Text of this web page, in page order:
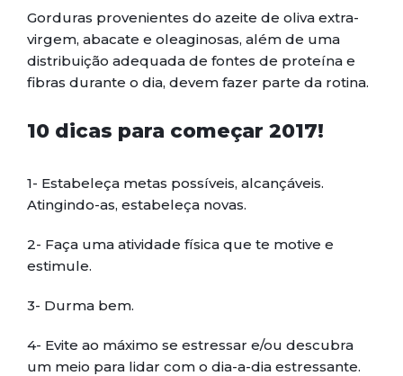
Gorduras provenientes do azeite de oliva extra-
virgem, abacate e oleaginosas, além de uma
distribuição adequada de fontes de proteína e
fibras durante o dia, devem fazer parte da rotina.
10 dicas para começar 2017!
1- Estabeleça metas possíveis, alcançáveis.
Atingindo-as, estabeleça novas.
2- Faça uma atividade física que te motive e
estimule.
3- Durma bem.
4- Evite ao máximo se estressar e/ou descubra
um meio para lidar com o dia-a-dia estressante.